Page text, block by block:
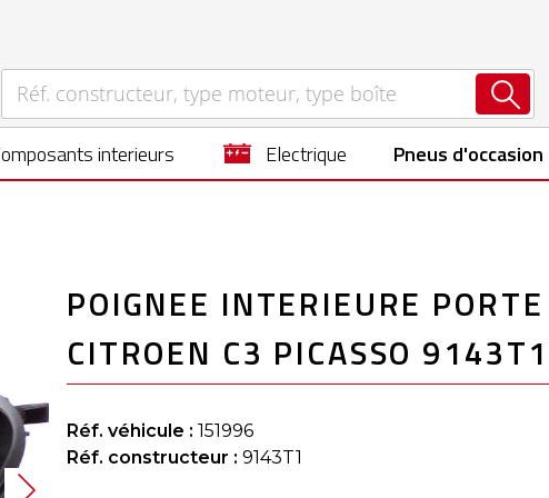
composants interieurs electrique Pneus d'occasion
POIGNEE INTERIEURE
CITROEN C3 PICASSO 9143T1
Réf. véhicule : 151996
Réf. constructeur : 9143T1